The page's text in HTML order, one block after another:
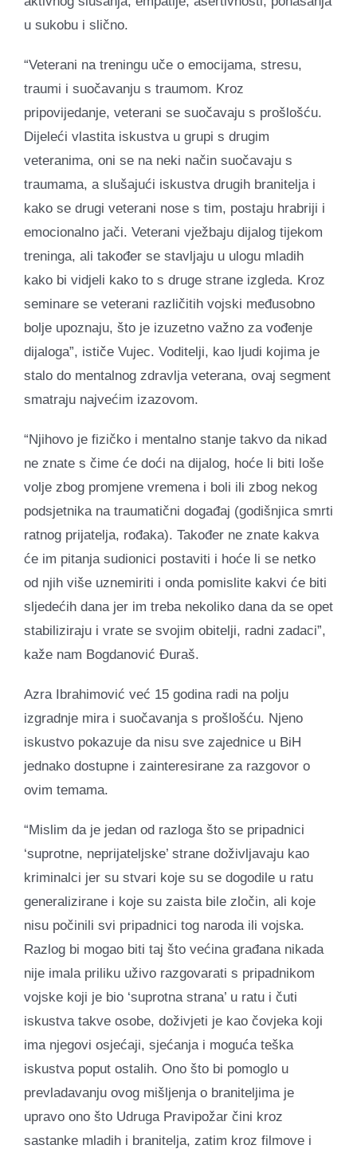
u sukobu i slično.
“Veterani na treningu uče o emocijama, stresu,
traumi i suočavanju s traumom. Kroz
pripovijedanje, veterani se suočavaju s prošlošću.
Dijeleći vlastita iskustva u grupi s drugim
veteranima, oni se na neki način suočavaju s
traumama, a slušajući iskustva drugih branitelja i
kako se drugi veterani nose s tim, postaju hrabriji i
emocionalno jači. Veterani vježbaju dijalog tijekom
treninga, ali također se stavljaju u ulogu mladih
kako bi vidjeli kako to s druge strane izgleda. Kroz
seminare se veterani različitih vojski međusobno
bolje upoznaju, što je izuzetno važno za vođenje
dijaloga”, ističe Vujec. Voditelji, kao ljudi kojima je
stalo do mentalnog zdravlja veterana, ovaj segment
smatraju najvećim izazovom.
“Njihovo je fizičko i mentalno stanje takvo da nikad
ne znate s čime će doći na dijalog, hoće li biti loše
volje zbog promjene vremena i boli ili zbog nekog
podsjetnika na traumatični događaj (godišnjica smrti
ratnog prijatelja, rođaka). Također ne znate kakva
će im pitanja sudionici postaviti i hoće li se netko
od njih više uznemiriti i onda pomislite kakvi će biti
sljedećih dana jer im treba nekoliko dana da se opet
stabiliziraju i vrate se svojim obitelji, radni zadaci”,
kaže nam Bogdanović Đuraš.
Azra Ibrahimović već 15 godina radi na polju
izgradnje mira i suočavanja s prošlošću. Njeno
iskustvo pokazuje da nisu sve zajednice u BiH
jednako dostupne i zainteresirane za razgovor o
ovim temama.
“Mislim da je jedan od razloga što se pripadnici
‘suprotne, neprijateljske’ strane doživljavaju kao
kriminalci jer su stvari koje su se dogodile u ratu
generalizirane i koje su zaista bile zločin, ali koje
nisu počinili svi pripadnici tog naroda ili vojska.
Razlog bi mogao biti taj što većina građana nikada
nije imala priliku uživo razgovarati s pripadnikom
vojske koji je bio ‘suprotna strana’ u ratu i čuti
iskustva takve osobe, doživjeti je kao čovjeka koji
ima njegovi osjećaji, sjećanja i moguća teška
iskustva poput ostalih. Ono što bi pomoglo u
prevladavanju ovog mišljenja o braniteljima je
upravo ono što Udruga Pravipožar čini kroz
sastanke mladih i branitelja, zatim kroz filmove i